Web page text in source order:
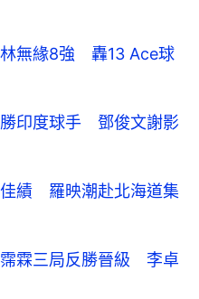
無緣8強 轟13 Ace球
印度球手 鄧俊文謝影
績 羅映潮赴北海道集
霖三局反勝晉級 李卓